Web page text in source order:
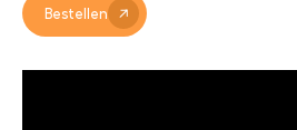
Bestellen